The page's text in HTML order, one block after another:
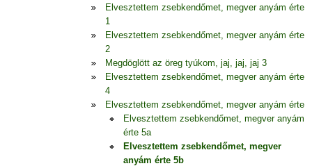
Elvesztettem zsebkendőmet, megver anyám érte
1
Elvesztettem zsebkendőmet, megver anyám érte
2
Megdöglött az öreg tyúkom, jaj, jaj, jaj 3
Elvesztettem zsebkendőmet, megver anyám érte
4
Elvesztettem zsebkendőmet, megver anyám érte
Elvesztettem zsebkendőmet, megver anyám
érte 5a
Elvesztettem zsebkendőmet, megver
anyám érte 5b